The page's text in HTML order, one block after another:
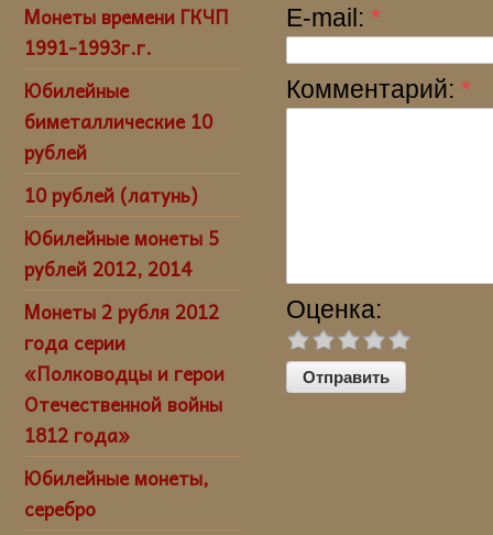
Монеты времени ГКЧП
1991-1993г.г.
Юбилейные
биметаллические 10
рублей
10 рублей (латунь)
Юбилейные монеты 5
рублей 2012, 2014
Монеты 2 рубля 2012
года серии
«Полководцы и герои
Отечественной войны
1812 года»
Юбилейные монеты,
серебро
E-mail: *
Комментарий: *
Оценка: